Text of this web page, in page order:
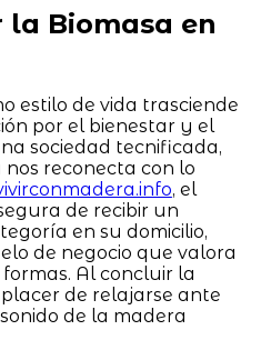
la Biomasa en
estilo de vida trasciende
por el bienestar y el
sociedad tecnificada,
reconecta con lo
, el
de recibir un
en su domicilio,
de negocio que valora
Al concluir la
de relajarse ante
de la madera